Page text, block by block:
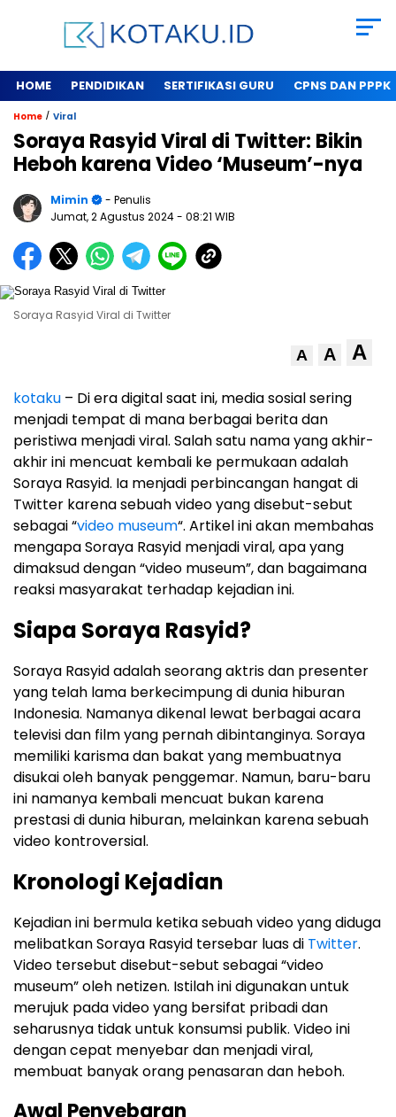
HOME PENDIDIKAN SERTIFIKASI GURU CPNS DAN PPPK
Home / Viral
Soraya Rasyid Viral di Twitter: Bikin
Heboh karena Video ‘Museum’-nya
Mimin
- Penulis
Jumat, 2 Agustus 2024- 08:21 WIB
Soraya Rasyid Viral di Twitter
A A A
kotaku – Di era digital saat ini, media sosial sering
menjadi tempat di mana berbagai berita dan
peristiwa menjadi viral. Salah satu nama yang akhir-
akhir ini mencuat kembali ke permukaan adalah
Soraya Rasyid. Ia menjadi perbincangan hangat di
Twitter karena sebuah video yang disebut-sebut
sebagai “video museum“. Artikel ini akan membahas
mengapa Soraya Rasyid menjadi viral, apa yang
dimaksud dengan “video museum”, dan bagaimana
reaksi masyarakat terhadap kejadian ini.
Siapa Soraya Rasyid?
Soraya Rasyid adalah seorang aktris dan presenter
yang telah lama berkecimpung di dunia hiburan
Indonesia. Namanya dikenal lewat berbagai acara
televisi dan film yang pernah dibintanginya. Soraya
memiliki karisma dan bakat yang membuatnya
disukai oleh banyak penggemar. Namun, baru-baru
ini namanya kembali mencuat bukan karena
prestasi di dunia hiburan, melainkan karena sebuah
video kontroversial.
Kronologi Kejadian
Kejadian ini bermula ketika sebuah video yang diduga
melibatkan Soraya Rasyid tersebar luas di Twitter.
Video tersebut disebut-sebut sebagai “video
museum” oleh netizen. Istilah ini digunakan untuk
merujuk pada video yang bersifat pribadi dan
seharusnya tidak untuk konsumsi publik. Video ini
dengan cepat menyebar dan menjadi viral,
membuat banyak orang penasaran dan heboh.